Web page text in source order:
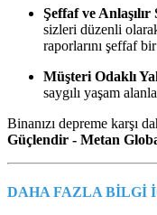
Şeffaf ve
sizleri düzenli
raporlarını şeffaf
Müşteri Odaklı
saygılı yaşam
Binanızı depreme karşı
Güçlendir - Metan
DAHA FAZLA BİLGİ